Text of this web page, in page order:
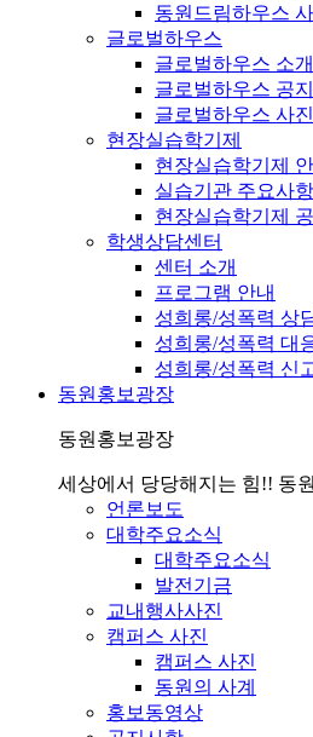
동원드림하우스
글로벌하우스
글로벌하우스 소개
글로벌하우스 공
글로벌하우스 사
현장실습학기제
현장실습학기제
실습기관 주요사항
현장실습학기제
학생상담센터
센터 소개
프로그램 안내
성희롱/성폭력 상
성희롱/성폭력 대
성희롱/성폭력 신
동원홍보광장
동원홍보광장
세상에서 당당해지는 힘!! 동원
언론보도
대학주요소식
대학주요소식
발전기금
교내행사사진
캠퍼스 사진
캠퍼스 사진
동원의 사계
홍보동영상